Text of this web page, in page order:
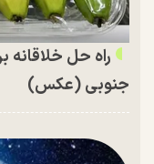
راه حل خلاقانه
جنوبی (عکس)